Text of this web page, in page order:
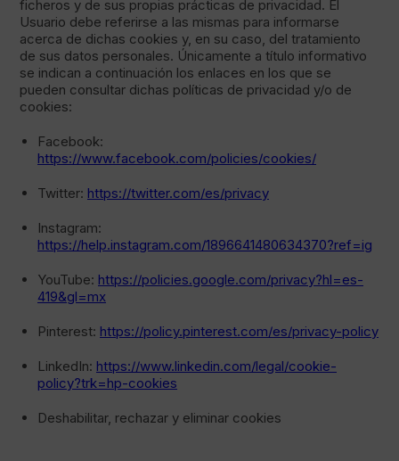
ficheros y de sus propias prácticas de privacidad. El
Usuario debe referirse a las mismas para informarse
acerca de dichas cookies y, en su caso, del tratamiento
de sus datos personales. Únicamente a título informativo
se indican a continuación los enlaces en los que se
pueden consultar dichas políticas de privacidad y/o de
cookies:
Facebook:
https://www.facebook.com/policies/cookies/
Twitter: https://twitter.com/es/privacy
Instagram:
https://help.instagram.com/1896641480634370?ref=ig
YouTube: https://policies.google.com/privacy?hl=es-
419&gl=mx
Pinterest: https://policy.pinterest.com/es/privacy-policy
LinkedIn: https://www.linkedin.com/legal/cookie-
policy?trk=hp-cookies
Deshabilitar, rechazar y eliminar cookies